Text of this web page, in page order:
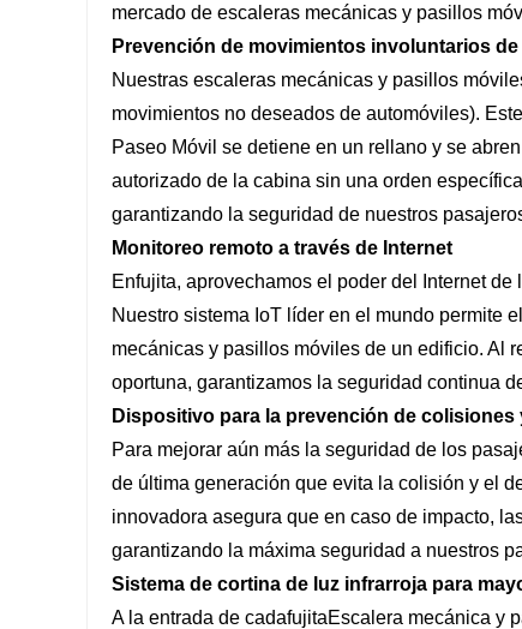
mercado de escaleras mecánicas y pasillos
Prevención de movimientos involuntarios
Nuestras escaleras mecánicas y pasillos
movimientos no deseados de automóviles).
Paseo Móvil se detiene en un rellano y se
autorizado de la cabina sin una orden
garantizando la seguridad de nuestros
Monitoreo remoto a través de Internet
Enfujita, aprovechamos el poder del Internet
Nuestro sistema IoT líder en el mundo permite
mecánicas y pasillos móviles de un edificio. Al
oportuna, garantizamos la seguridad continua
Dispositivo para la prevención de
Para mejorar aún más la seguridad de los
de última generación que evita la colisión y el
innovadora asegura que en caso de impacto,
garantizando la máxima seguridad a nuestros
Sistema de cortina de luz infrarroja para
A la entrada de cadafujitaEscalera mecánica y